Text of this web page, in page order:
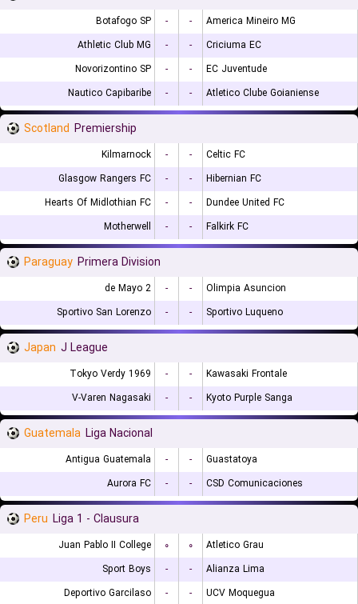
Botafogo SP - -
America Mineiro MG
Athletic Club MG
- -
Criciuma EC
Novorizontino SP
- -
EC Juventude
Nautico Capibaribe
- - Atletico Clube Goianiense
Scotland Premiership
Kilmarnock - -
Celtic FC
Glasgow Rangers FC
- -
Hibernian FC
Hearts Of Midlothian FC
- -
Dundee United FC
Motherwell
- - Falkirk FC
Paraguay Primera Division
2 de Mayo - -
Olimpia Asuncion
Sportivo San Lorenzo
- - Sportivo Luqueno
Japan J League
Tokyo Verdy 1969 - -
Kawasaki Frontale
V-Varen Nagasaki
- - Kyoto Purple Sanga
Guatemala Liga Nacional
Antigua Guatemala - -
Guastatoya
Aurora FC
- - CSD Comunicaciones
Peru Liga 1 - Clausura
Juan Pablo II College ۰ ۰
Atletico Grau
Sport Boys
- -
Alianza Lima
Deportivo Garcilaso
- - UCV Moquegua